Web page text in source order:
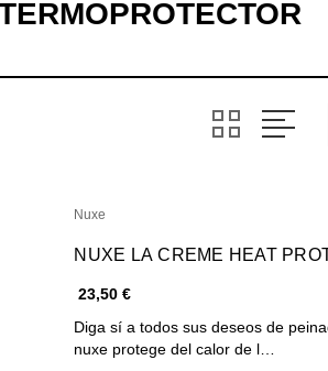
Nuxe
NUXE LA CREME HEAT
23,50 €
Diga sí a todos sus deseos de
nuxe protege del calor de l…